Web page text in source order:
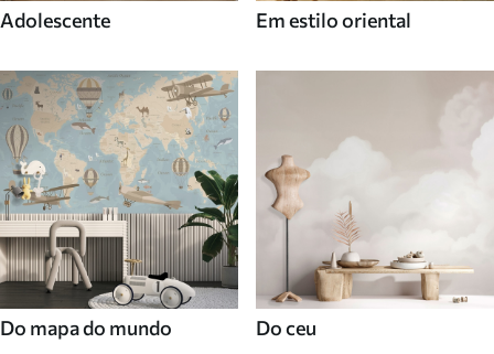
Adolescente Em estilo oriental
Do mapa do mundo Do ceu